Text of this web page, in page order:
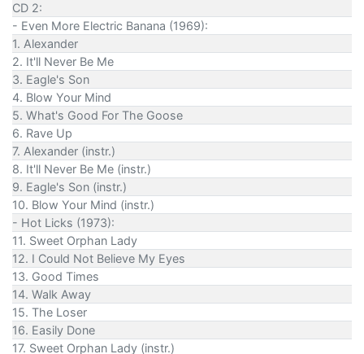
CD 2:
- Even More Electric Banana (1969):
1. Alexander
2. It'll Never Be Me
3. Eagle's Son
4. Blow Your Mind
5. What's Good For The Goose
6. Rave Up
7. Alexander (instr.)
8. It'll Never Be Me (instr.)
9. Eagle's Son (instr.)
10. Blow Your Mind (instr.)
- Hot Licks (1973):
11. Sweet Orphan Lady
12. I Could Not Believe My Eyes
13. Good Times
14. Walk Away
15. The Loser
16. Easily Done
17. Sweet Orphan Lady (instr.)